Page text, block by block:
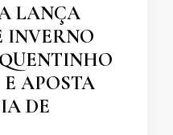
LANÇA
INVERNO
APOSTA
DE